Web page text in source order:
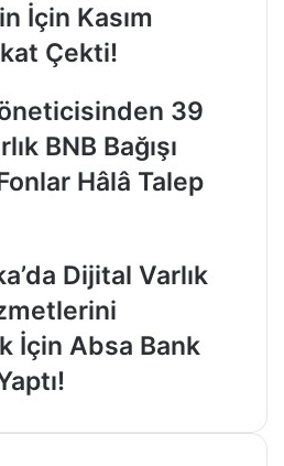
İçin Kasım
Çekti!
39
BNB Bağışı
Hâlâ Talep
Dijital Varlık
İçin Absa Bank